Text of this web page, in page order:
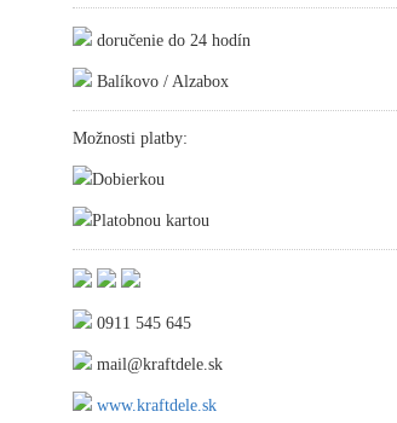
doručenie do 24 hodín
Balíkovo / Alzabox
Možnosti platby:
Dobierkou
Platobnou kartou
0911 545 645
mail@kraftdele.sk
www.kraftdele.sk